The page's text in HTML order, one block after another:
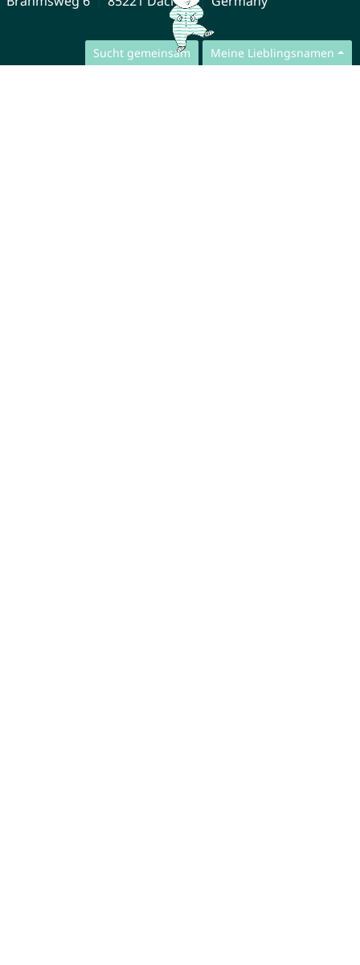
Sucht gemeinsam Meine Lieblingsnamen